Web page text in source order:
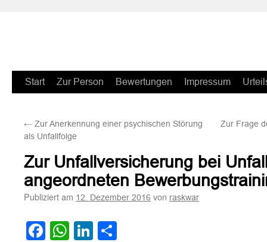
Zum
springen
Start Zur Person Bewertungen Impressum
← Zur Anerkennung einer psychischen Störung
als Unfallfolge
Zur Frage
Zur Unfallversicherung bei
angeordneten
Publiziert am 12. Dezember 2016 von raskwar
Facebook
WhatsApp
LinkedIn